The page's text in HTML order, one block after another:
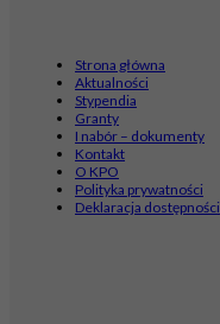
Strona główna
Aktualności
Stypendia
Granty
I nabór – dokumenty
Kontakt
O KPO
Polityka prywatności
Deklaracja dostępności